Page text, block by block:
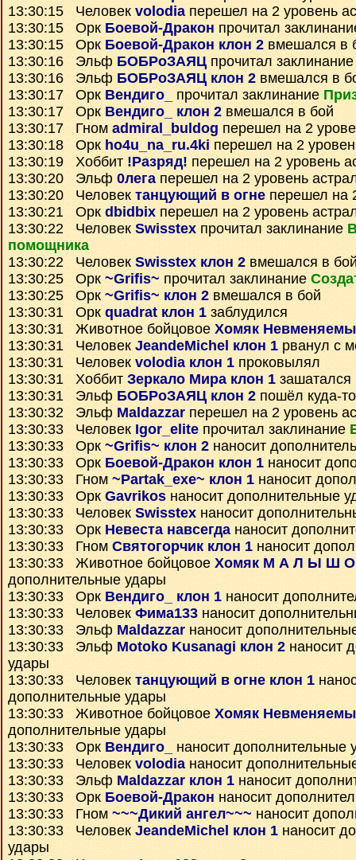
13:30:15 Человек volodia перешел на 2 уровень
13:30:15 Орк Боевой-Дракон прочитал
13:30:15 Орк Боевой-Дракон клон 2 вмешался в
13:30:16 Эльф БОБРоЗАЯЦ прочитал
13:30:16 Эльф БОБРоЗАЯЦ клон 2 вмешался в
13:30:17 Орк Вендиго_ прочитал заклинание
13:30:17 Орк Вендиго_ клон 2 вмешался в бой
13:30:17 Гном admiral_buldog перешел на 2
13:30:18 Орк ho4u_na_ru.4ki перешел на 2
13:30:19 Хоббит !Разряд! перешел на 2 уровень
13:30:20 Эльф 0легаперешел на 2 уровень
13:30:20 Человек танцующий в огне перешел на
13:30:21 Орк dbidbix перешел на 2 уровень
13:30:22 Человек Swisstex прочитал заклинание
помощника
13:30:22 Человек Swisstex клон 2 вмешался в
13:30:25 Орк ~Grifis~ прочитал заклинание
13:30:25 Орк ~Grifis~ клон 2 вмешался в бой
13:30:31 Орк quadrat клон 1 заблудился
13:30:31 Животное бойцовое Хомяк
13:30:31 Человек JeandeMichel клон 1 рванул с
13:30:31 Человек volodia клон 1 проковылял
13:30:31 Хоббит Зеркало Мира клон 1
13:30:31 Эльф БОБРоЗАЯЦ клон 2 пошёл куда-то
13:30:32 Эльф Maldazzar перешел на 2 уровень
13:30:33 Человек Igor_elite прочитал заклинание
13:30:33 Орк ~Grifis~ клон 2 наносит
13:30:33 Орк Боевой-Дракон клон 1 наносит
13:30:33 Гном ~Partak_exe~ клон 1 наносит
13:30:33 Орк Gavrikos наносит дополнительные
13:30:33 Человек Swisstex наносит
13:30:33 Орк Невеста навсегда наносит
13:30:33 Гном Святогорчик клон 1 наносит
13:30:33 Животное бойцовое Хомяк М А Л Ы Ш О
дополнительные удары
13:30:33 Орк Вендиго_ клон 1 наносит
13:30:33 Человек Фима133 наносит
13:30:33 Эльф Maldazzar наносит
13:30:33 Эльф Motoko Kusanagi клон 2 наносит
удары
13:30:33 Человек танцующий в огне клон 1
дополнительные удары
13:30:33 Животное бойцовое Хомяк
дополнительные удары
13:30:33 Орк Вендиго_
наносит дополнительные
13:30:33 Человек volodiaнаносит
13:30:33 Эльф Maldazzar клон 1 наносит
13:30:33 Орк Боевой-Дракон наносит
13:30:33 Гном ~~~Дикий ангел~~~ наносит
13:30:33 Человек JeandeMichel клон 1 наносит
удары